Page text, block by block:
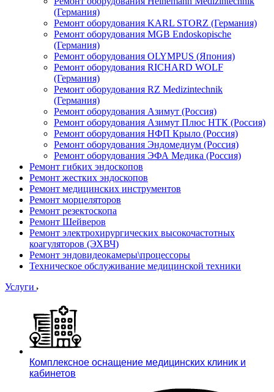
(Германия)
Ремонт оборудования KARL STORZ (Германия)
Ремонт оборудования MGB Endoskopische
(Германия)
Ремонт оборудования OLYMPUS (Япония)
Ремонт оборудования RICHARD WOLF
(Германия)
Ремонт оборудования RZ Medizintechnik
(Германия)
Ремонт оборудования Азимут (Россия)
Ремонт оборудования Азимут Плюс НТК (Россия)
Ремонт оборудования НФП Крыло (Россия)
Ремонт оборудования Эндомедиум (Россия)
Ремонт оборудования ЭФА Медика (Россия)
Ремонт гибких эндоскопов
Ремонт жестких эндоскопов
Ремонт медицинских инструментов
Ремонт морцеляторов
Ремонт резектоскопа
Ремонт Шейверов
Ремонт электрохирургических высокочастотных
коагуляторов (ЭХВЧ)
Ремонт эндовидеокамеры\процессоры
Техническое обслуживание медицинской техники
Услуги
Комплексное оснащение медицинских клиник и
кабинетов